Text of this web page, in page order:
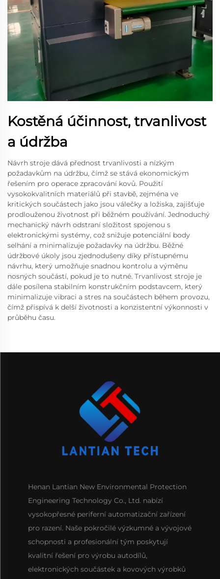
Kostěná účinnost, trvanlivost
a údržba
Návrh stroje dává přednost trvanlivosti a nízkým
požadavkům na údržbu, čímž se stává ekonomickým
řešením pro operace zpracování kovů. Použití
vysokokvalitních materiálů při stavbě, zejména ve
kritických součástech jako jsou válečky a ložiska, zajišťuje
prodlouženou životnost při běžném používání. Jednoduchý
mechanický návrh odstraní složitost spojenou s
elektronickými systémy, což snižuje potenciální body
selhání a minimalizuje požadavky na údržbu. Běžné
údržbové úkoly jsou zjednodušeny díky přístupnému
návrhu, který umožňuje snadnou kontrolu a výměnu
nosných součástí, pokud je to nutné. Trvanlivost stroje je
dále posílena stabilním konstrukčním podstavcem, který
minimalizuje vibraci a stres na součástech během provozu,
čímž přispívá k delší životnosti a konzistentní výkonnosti v
průběhu času.
Henan Lantian New Environmental Protection
Engineering Technology Co., Ltd. nabízí
vysokopřesné periferní automatizační zařízení
pro razení. Naše pokročilé výzkumné a vývojové
schopnosti a profesionální tým poskytují
kvalitní řešení pro výrobu autodílů,
elektronických součástek a kovových výrobků